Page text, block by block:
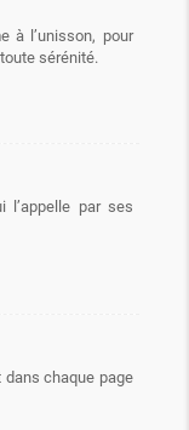
à l’unisson, pour
sérénité.
l’appelle par ses
dans chaque page